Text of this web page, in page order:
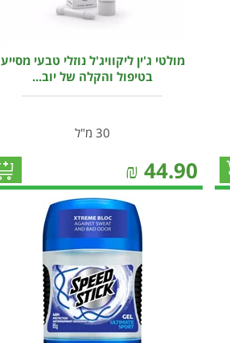
מולטי ג'ין ליקוויג'ל נוזלי טבעי מסייע
בטיפול והקלה של יוב...
30 מ"ל
44.90
₪